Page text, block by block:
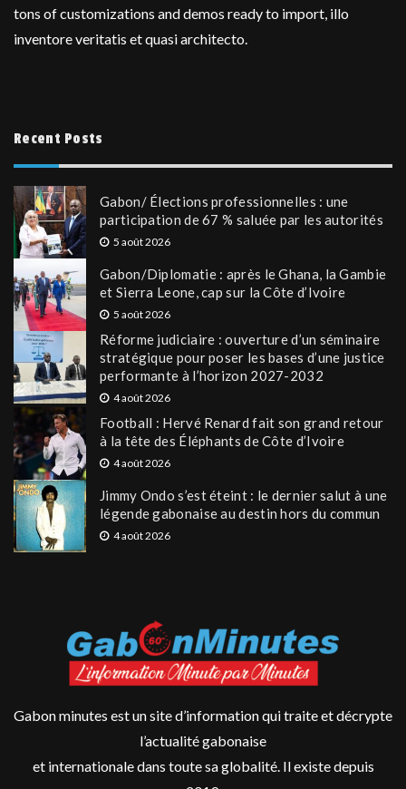
tons of customizations and demos ready to import, illo
inventore veritatis et quasi architecto.
Recent Posts
Gabon/ Élections professionnelles : une
participation de 67 % saluée par les autorités
5 août 2026
Gabon/Diplomatie : après le Ghana, la Gambie
et Sierra Leone, cap sur la Côte d’Ivoire
5 août 2026
Réforme judiciaire : ouverture d’un séminaire
stratégique pour poser les bases d’une justice
performante à l’horizon 2027-2032
4 août 2026
Football : Hervé Renard fait son grand retour
à la tête des Éléphants de Côte d’Ivoire
4 août 2026
Jimmy Ondo s’est éteint : le dernier salut à une
légende gabonaise au destin hors du commun
4 août 2026
Gabon minutes est un site d’information qui traite et décrypte
l’actualité gabonaise
et internationale dans toute sa globalité. Il existe depuis